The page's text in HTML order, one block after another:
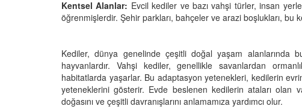
Kentsel Alanlar: Evcil kediler ve bazı vahşi türler, insan
öğrenmişlerdir. Şehir parkları, bahçeler ve arazi boşlukları, bu
Kediler, dünya genelinde çeşitli doğal yaşam
hayvanlardır. Vahşi kediler, genellikle savanlardan
habitatlarda yaşarlar. Bu adaptasyon yetenekleri, kedilerin
yeteneklerini gösterir. Evde beslenen kedilerin ataları olan
doğasını ve çeşitli davranışlarını anlamamıza yardımcı olur.